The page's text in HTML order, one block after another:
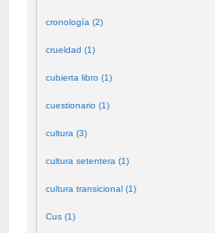
cronología (2)
crueldad (1)
cubierta libro (1)
cuestionario (1)
cultura (3)
cultura setentera (1)
cultura transicional (1)
Cus (1)